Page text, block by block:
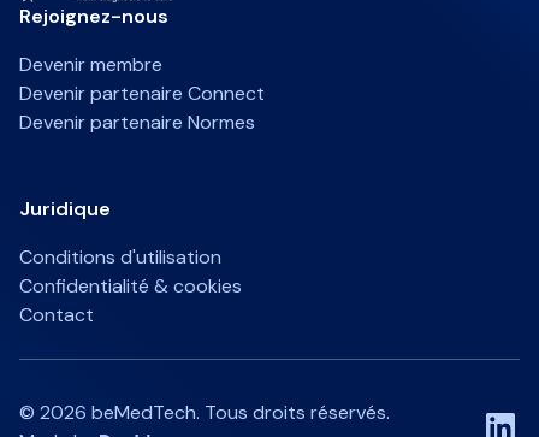
Rejoignez-nous
Devenir membre
Devenir partenaire Connect
Devenir partenaire Normes
Juridique
Conditions d'utilisation
Confidentialité & cookies
Contact
© 2026 beMedTech. Tous droits réservés.